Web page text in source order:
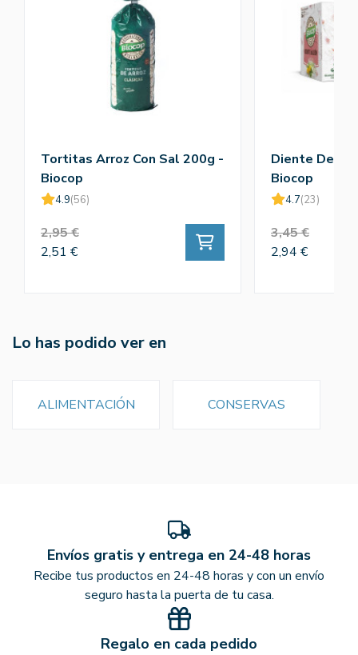
Tortitas Arroz Con Sal 200g -
Biocop
4.9(56)
2,95 €
2,51 €
Diente De
Biocop
4.7(23)
3,45 €
2,94 €
Lo has podido ver en
ALIMENTACIÓN CONSERVAS
Envíos gratis y entrega en 24-48 horas
Recibe tus productos en 24-48 horas y con un envío
seguro hasta la puerta de tu casa.
Regalo en cada pedido